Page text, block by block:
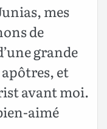
mes
de
grande
et
avant moi.
aimé